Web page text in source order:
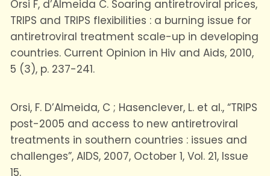
Orsi F, d’Almeida C. Soaring antiretroviral prices,
TRIPS and TRIPS flexibilities : a burning issue for
antiretroviral treatment scale-up in developing
countries. Current Opinion in Hiv and Aids, 2010,
5 (3), p. 237-241.
Orsi, F. D’Almeida, C ; Hasenclever, L. et al., “TRIPS
post-2005 and access to new antiretroviral
treatments in southern countries : issues and
challenges”, AIDS, 2007, October 1, Vol. 21, Issue
15.